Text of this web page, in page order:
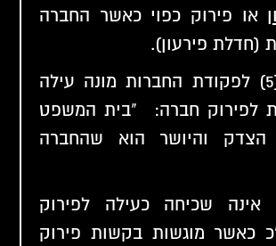
או פירוק כפוי כאשר החברה
(חדלת פירעון).
סעיף 257 (5) לפקודת החברות מונה עילה
לפירוק חברה: "בית המשפט
הצדק והיושר הוא שהחברה
אינה שכיחה כעילה לפירוק
כאשר מוגשות בקשות פירוק